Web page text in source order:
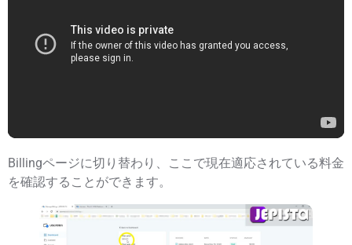
Billingページに切り替わり、ここで現在適応されている料金
を確認することができます。